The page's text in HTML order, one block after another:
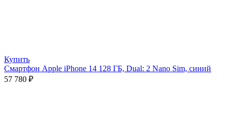
Купить
Смартфон Apple iPhone 14 128 ГБ, Dual: 2 Nano Sim, синий
57 780 ₽